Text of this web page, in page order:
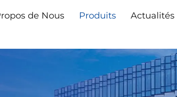
de Nous Produits Actualités